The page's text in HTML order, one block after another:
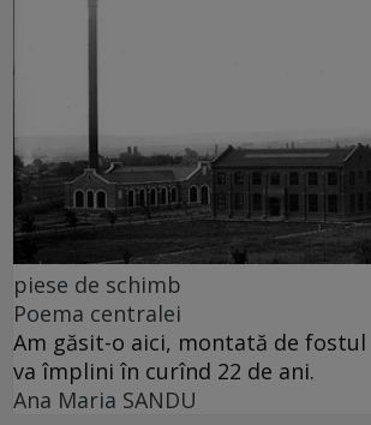
piese de schimb
Poema centralei
Am găsit-o aici, montată de
va împlini în curînd 22 de ani.
Ana Maria SANDU